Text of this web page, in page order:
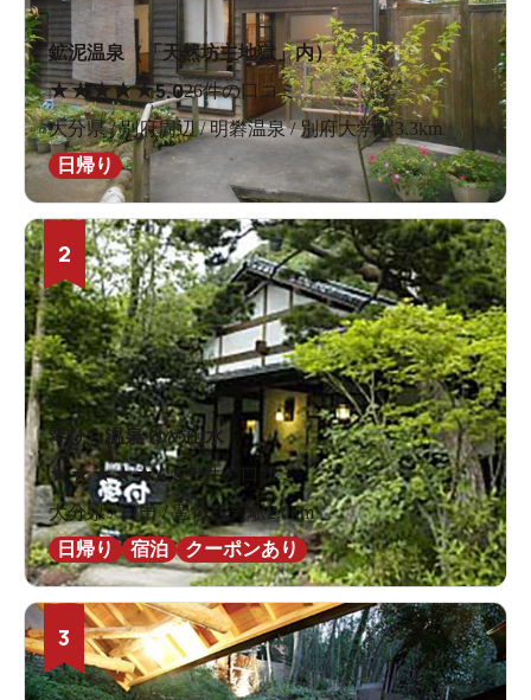
鉱泥温泉（「天然坊主地獄」内）
★★★★★5.026件の口コミ
大分県 / 別府周辺 / 明礬温泉 / 別府大学駅3.3km
日帰り
2
琴ひら温泉 ゆめ山水
★★★★★4.532件の口コミ
大分県 / 日田 / 豊後三芳駅2.0km
日帰り
宿泊 クーポンあり
3